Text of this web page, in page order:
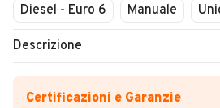
Diesel - Euro 6
Manuale
Descrizione
Certificazioni e Garanzie